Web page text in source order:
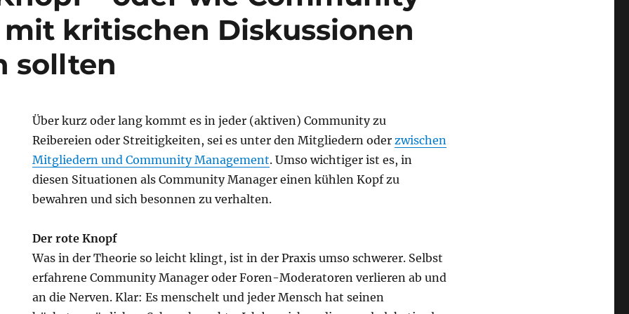
kritischen Diskussionen
sollten
Über kurz oder lang kommt es in jeder (aktiven) Community zu
Reibereien oder Streitigkeiten, sei es unter den Mitgliedern oderzwischen
Mitgliedern und Community Management. Umso wichtiger ist es, in
diesen Situationen als Community Manager einen kühlen Kopf zu
bewahren und sich besonnen zu verhalten.
Der rote Knopf
Was in der Theorie so leicht klingt, ist in der Praxis umso schwerer. Selbst
erfahrene Community Manager oder Foren-Moderatoren verlieren ab und
an die Nerven. Klar: Es menschelt und jeder Mensch hat seinen